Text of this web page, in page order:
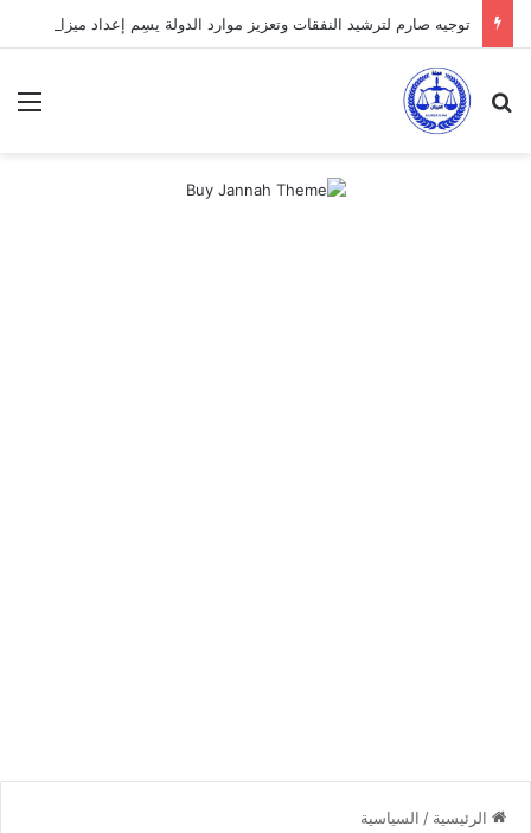
بحث عن
الرئيسية / السياسية